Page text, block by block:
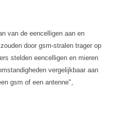
van de eencelligen aan en
door gsm-stralen trager op
stelden eencelligen en mieren
vergelijkbaar aan
gsm of een antenne",